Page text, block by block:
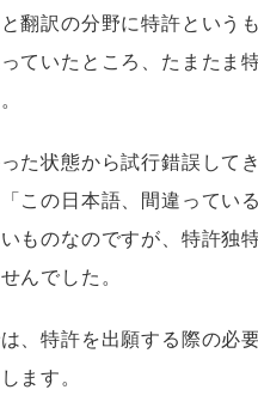
翻訳の分野に特許という
ていたところ、たまたま
た状態から試行錯誤して
この日本語、間違ってい
ものなのですが、特許独
んでした。
、特許を出願する際の必
ます。